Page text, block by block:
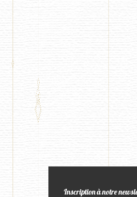
Inscription à notre